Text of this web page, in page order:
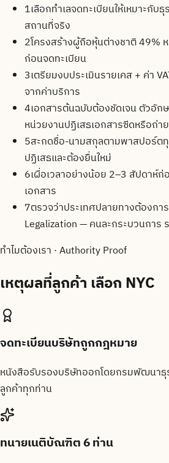
1เลือกทำเลจดทะเบียนให้เหมาะกั
สถานที่จริง
2โครงสร้างผู้ถือหุ้นต่างชาติ 49%
ก่อนจดทะเบียน
3เตรียมงบประเมินรายเคส + ค่า
จากค่าบริการ
4เอกสารต้นฉบับต้องชัดเจน ตัวอัก
หน่วยงานปฏิเสธเอกสารซีดหรือถ่า
5สะกดชื่อ-นามสกุลตามพาสปอร์ต
ปฏิเสธและต้องยื่นใหม่
6เผื่อเวลาอย่างน้อย 2–3 สัปดาห์ก่
เอกสาร
7ตรวจว่าประเทศปลายทางต้องกา
Legalization — คนละกระบวนการ
ทำไมต้องเรา · Authority Proof
เหตุผลที่ลูกค้า เลือก NYC
จดทะเบียนบริษัทถูกกฎหมาย
หนังสือรับรองบริษัทออกโดยกรมพัฒนา
ลูกค้าทุกท่าน
ทนายเนติบัณฑิต 6 ท่าน